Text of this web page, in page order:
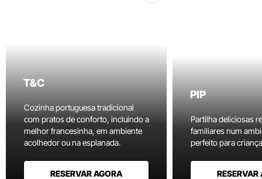
T&C
Cozinha portuguesa tradicional
com pratos de conforto, incluindo a
melhor francesinha, em ambiente
acolhedor ou na esplanada.
RESERVAR AGORA
PIP
Partilha deliciosas
familiares num
perfeito para
RESERVAR